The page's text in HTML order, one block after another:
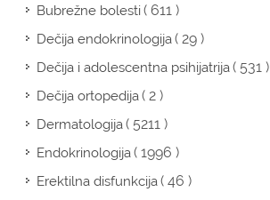
Bubrežne bolesti( 611 )
Dečija endokrinologija( 29 )
Dečija i adolescentna psihijatrija( 531 )
Dečija ortopedija( 2 )
Dermatologija( 5211 )
Endokrinologija( 1996 )
Erektilna disfunkcija( 46 )